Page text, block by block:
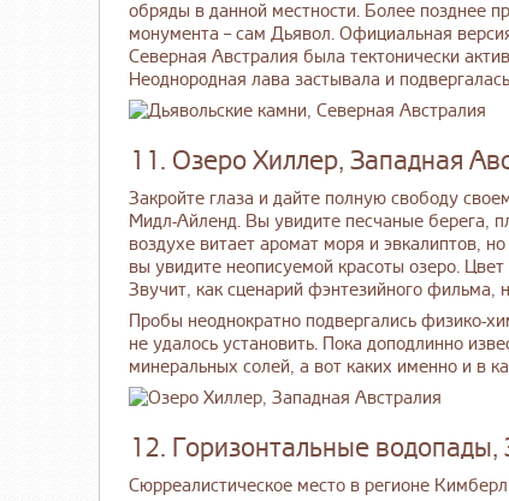
обряды в данной местности. Более позднее
монумента – сам Дьявол. Официальная
Северная Австралия была тектонически
Неоднородная лава застывала и
11. Озеро Хиллер, Западная
Закройте глаза и дайте полную свободу
Мидл-Айленд. Вы увидите песчаные берега,
воздухе витает аромат моря и эвкалиптов,
вы увидите неописуемой красоты озеро.
Звучит, как сценарий фэнтезийного фильма,
Пробы неоднократно подвергались физико-
не удалось установить. Пока доподлинно
минеральных солей, а вот каких именно и в
12. Горизонтальные водопады,
Сюрреалистическое место в регионе